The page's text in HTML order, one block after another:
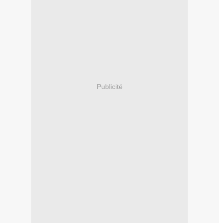
Publicité